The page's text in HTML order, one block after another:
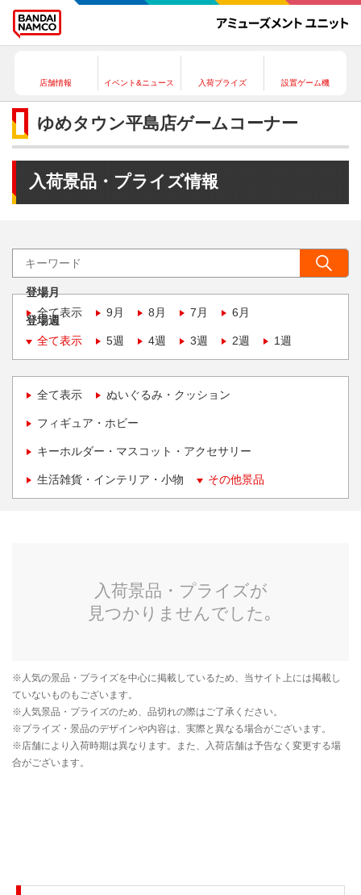
店舗情報 イベント&ニュース 入荷プライズ 設置ゲーム機
ゆめタウン平島店ゲームコーナー
入荷景品・プライズ情報
登場月
全て表示
9月 8月 7月 6月
登場週
全て表示
5週 4週 3週 2週 1週
全て表示 ぬいぐるみ・クッション
フィギュア・ホビー
キーホルダー・マスコット・アクセサリー
生活雑貨・インテリア・小物 その他景品